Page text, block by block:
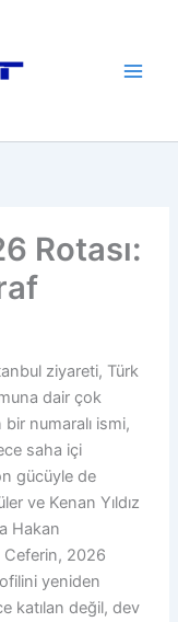
Rotası:
ziyareti, Türk
dair çok
numaralı ismi,
saha içi
gücüyle de
ve Kenan Yıldız
Hakan
Ceferin, 2026
yeniden
katılan değil, dev